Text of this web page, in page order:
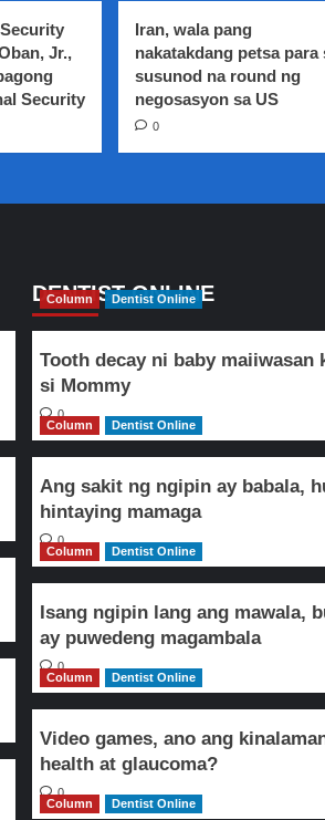
Jr.,
Security
Iran, wala pang
nakatakdang petsa para
susunod na round ng
negosasyon sa US
0
DENTIST ONLINE
Column Dentist Online
Tooth decay ni baby maiiwasan
si Mommy
0
Column
Dentist Online
Ang sakit ng ngipin ay babala,
hintaying mamaga
0
Column
Dentist Online
Isang ngipin lang ang mawala,
ay puwedeng magambala
0
Column
Dentist Online
Video games, ano ang
health at glaucoma?
0
Column
Dentist Online